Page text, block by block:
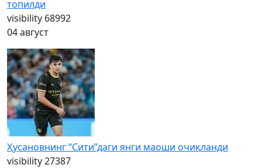
топилди
visibility 68992
04 август
Ҳусановнинг “Сити”даги янги маоши очиқланди
visibility27387